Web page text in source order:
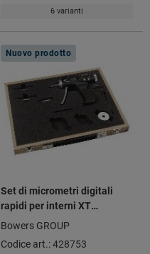
6 varianti
Nuovo prodotto
Set di micrometri digitali
rapidi per interni XT
Holematic HCT con
Bowers GROUP
Codice art.: 428753